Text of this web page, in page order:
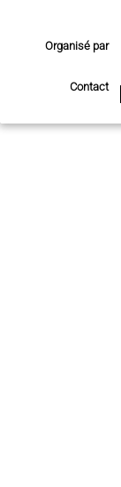
Organisé par
Contact